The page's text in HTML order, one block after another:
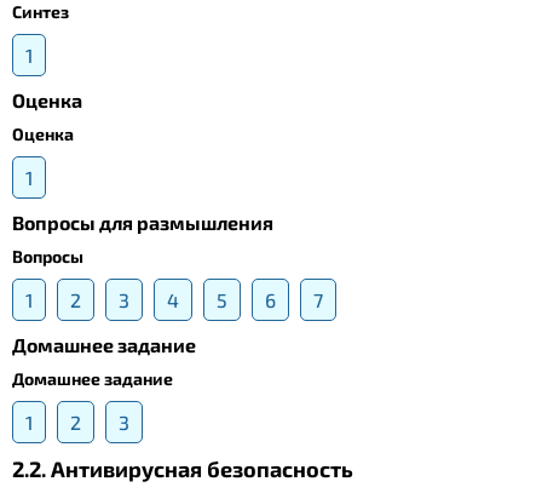
Синтез
1
Оценка
Оценка
1
Вопросы для размышления
Вопросы
1 2 3 4 5 6
7
Домашнее задание
Домашнее задание
1 2 3
2.2. Антивирусная безопасность